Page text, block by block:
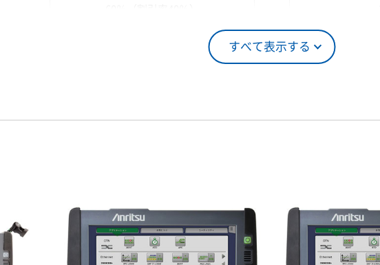
すべて表示する
100％（割引率 0％）